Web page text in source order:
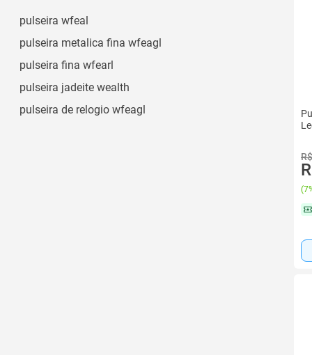
pulseira wfeal
pulseira metalica fina wfeagl
pulseira fina wfearl
pulseira jadeite wealth
pulseira de relogio wfeagl
(